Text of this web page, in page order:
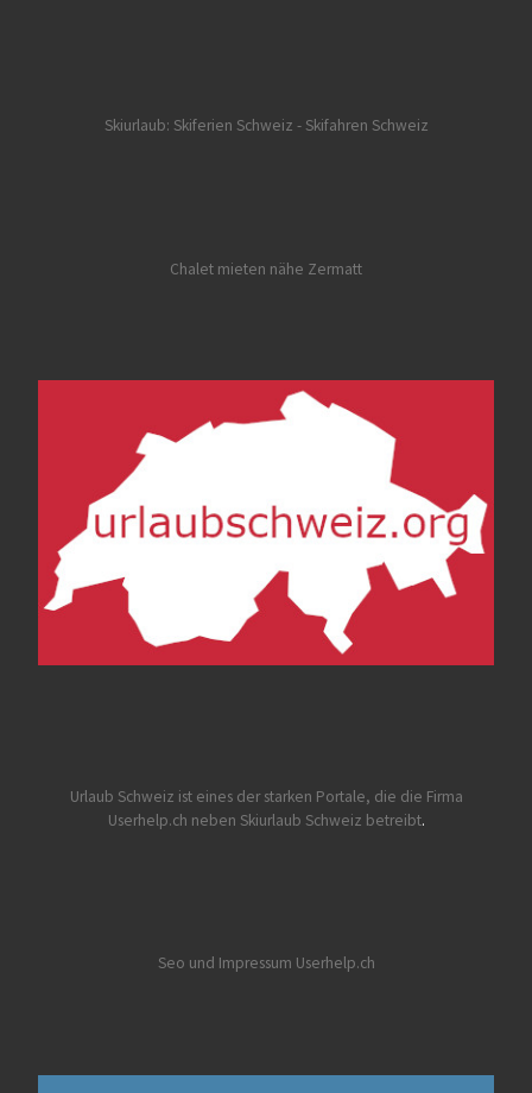
Skiurlaub: Skiferien Schweiz - Skifahren Schweiz
Chalet mieten nähe Zermatt
Urlaub Schweiz ist eines der starken Portale, die die Firma
Userhelp.ch neben Skiurlaub Schweiz betreibt.
Seo und Impressum Userhelp.ch